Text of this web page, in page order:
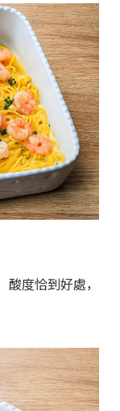
度恰到好處，